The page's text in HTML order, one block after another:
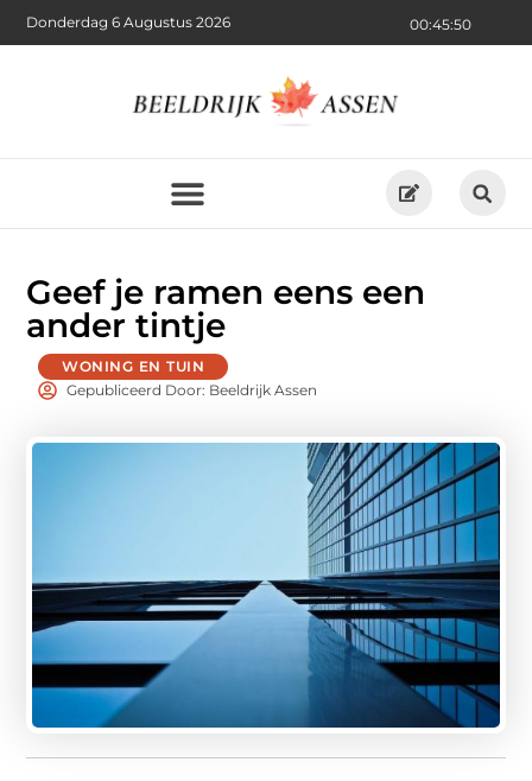
00:45:52
Donderdag 6 Augustus 2026
Geef je ramen eens een
ander tintje
WONING EN TUIN
Gepubliceerd Door: Beeldrijk Assen